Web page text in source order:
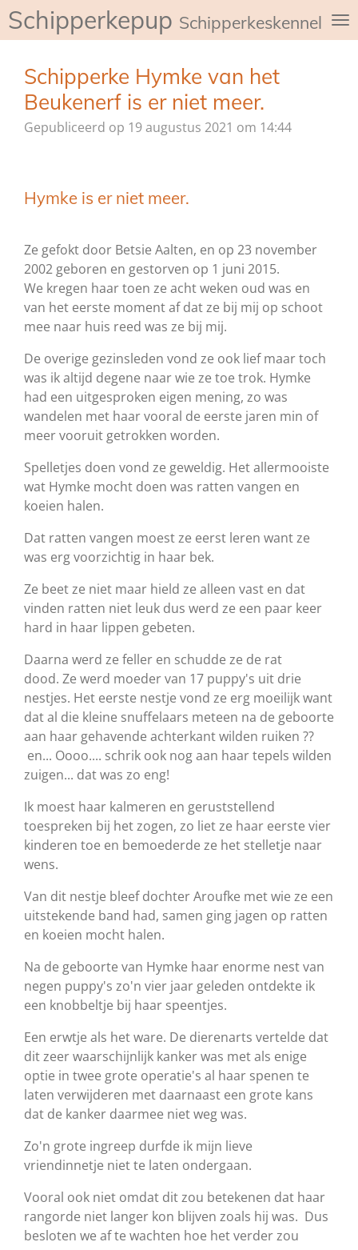
Ga
hoofdinhoud
Schipperkepup Schipperkeskennel de
Schipperke Hymke van het
Beukenerf is er niet meer.
Gepubliceerd op 19 augustus 2021 om 14:44
Hymke is er niet meer.
Ze gefokt door Betsie Aalten, en op 23 november
2002 geboren en gestorven op 1 juni 2015.
We kregen haar toen ze acht weken oud was en
van het eerste moment af dat ze bij mij op schoot
mee naar huis reed was ze bij mij.
De overige gezinsleden vond ze ook lief maar toch
was ik altijd degene naar wie ze toe trok. Hymke
had een uitgesproken eigen mening, zo was
wandelen met haar vooral de eerste jaren min of
meer vooruit getrokken worden.
Spelletjes doen vond ze geweldig. Het allermooiste
wat Hymke mocht doen was ratten vangen en
koeien halen.
Dat ratten vangen moest ze eerst leren want ze
was erg voorzichtig in haar bek.
Ze beet ze niet maar hield ze alleen vast en dat
vinden ratten niet leuk dus werd ze een paar keer
hard in haar lippen gebeten.
Daarna werd ze feller en schudde ze de rat
dood. Ze werd moeder van 17 puppy's uit drie
nestjes. Het eerste nestje vond ze erg moeilijk want
dat al die kleine snuffelaars meteen na de geboorte
aan haar gehavende achterkant wilden ruiken ??
en... Oooo.... schrik ook nog aan haar tepels wilden
zuigen... dat was zo eng!
Ik moest haar kalmeren en geruststellend
toespreken bij het zogen, zo liet ze haar eerste vier
kinderen toe en bemoederde ze het stelletje naar
wens.
Van dit nestje bleef dochter Aroufke met wie ze een
uitstekende band had, samen ging jagen op ratten
en koeien mocht halen.
Na de geboorte van Hymke haar enorme nest van
negen puppy's zo'n vier jaar geleden ontdekte ik
een knobbeltje bij haar speentjes.
Een erwtje als het ware. De dierenarts vertelde dat
dit zeer waarschijnlijk kanker was met als enige
optie in twee grote operatie's al haar spenen te
laten verwijderen met daarnaast een grote kans
dat de kanker daarmee niet weg was.
Zo'n grote ingreep durfde ik mijn lieve
vriendinnetje niet te laten ondergaan.
Vooral ook niet omdat dit zou betekenen dat haar
rangorde niet langer kon blijven zoals hij was. Dus
besloten we af te wachten hoe het verder zou